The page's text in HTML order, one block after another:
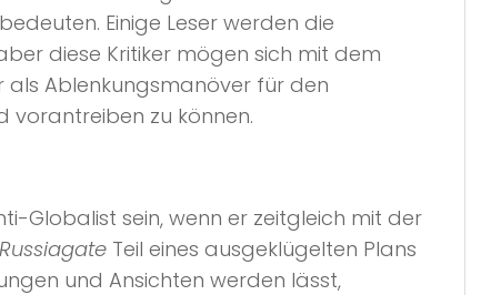
Einige Leser werden die
diese Kritiker mögen sich mit dem
als Ablenkungsmanöver für den
vorantreiben zu können.
Globalist sein, wenn er zeitgleich mit der
Russiagate Teil eines ausgeklügelten Plans
und Ansichten werden lässt,